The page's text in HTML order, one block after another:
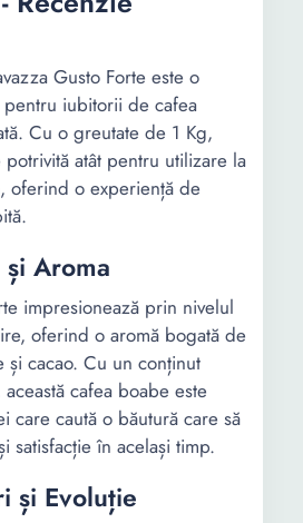
Gusto Forte este o
iubitorii de cafea
Cu o greutate de 1 Kg,
potrivită atât pentru utilizare la
oferind o experiență de
Aroma
impresionează prin nivelul
oferind o aromă bogată de
și cacao. Cu un conținut
cafea boabe este
care caută o băutură care să
satisfacție în același timp.
și Evoluție